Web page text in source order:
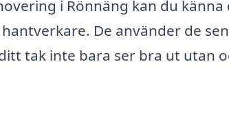
i Rönnäng kan du känna
De använder de
tak inte bara ser bra ut utan